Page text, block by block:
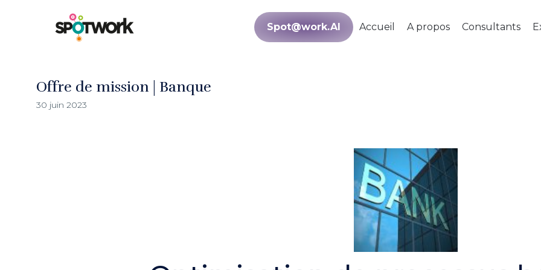
Spot@work.AI Accueil A propos Consultants
Offre de mission | Banque
30 juin 2023